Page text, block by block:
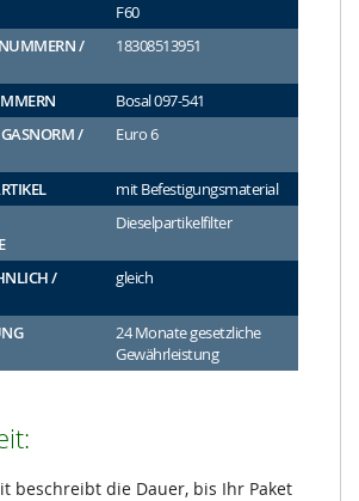
F60
/
18308513951
Bosal 097-541
/
Euro 6
mit Befestigungsmaterial
Dieselpartikelfilter
/
gleich
24 Monate gesetzliche
Gewährleistung
beschreibt die Dauer, bis Ihr Paket